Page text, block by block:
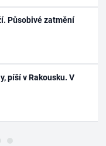
Působivé zatmění
píší v Rakousku. V